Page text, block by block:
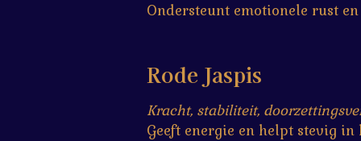
Ondersteunt emotionele rust
Rode Jaspis
Kracht, stabiliteit,
Geeft energie en helpt stevig in